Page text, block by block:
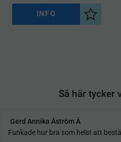
Lägg till
INFO
Så här tycker